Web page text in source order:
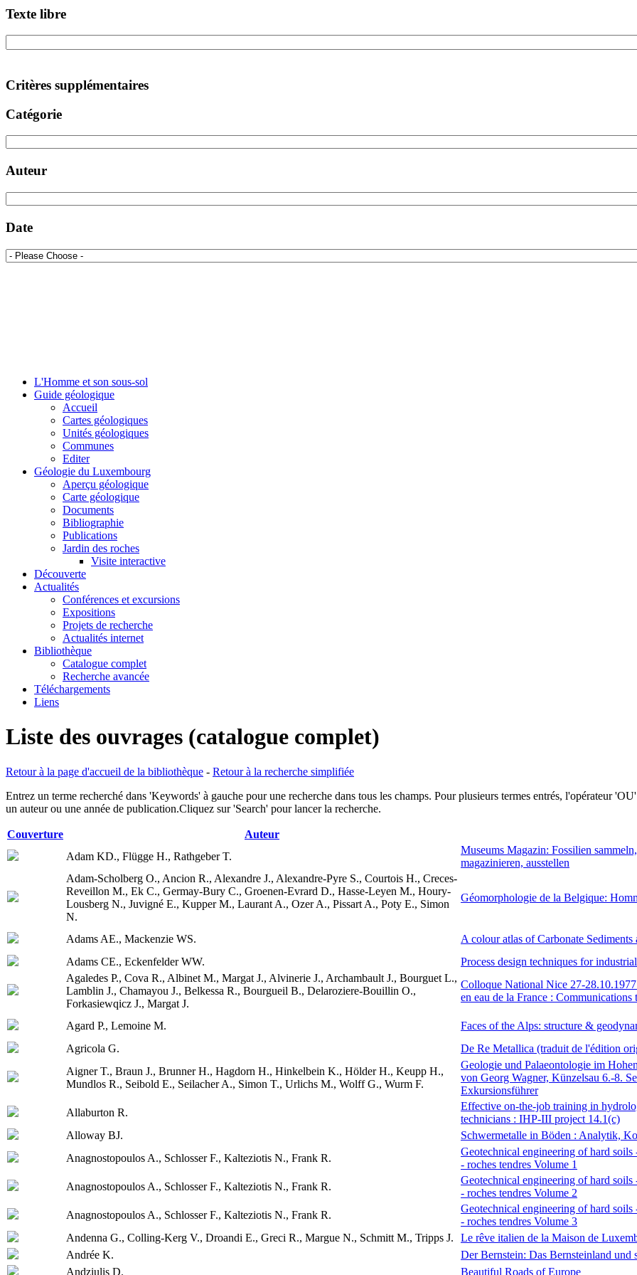
Texte libre
Critères supplémentaires
Catégorie
Auteur
Date
L'Homme et son sous-sol
Guide géologique
Accueil
Cartes géologiques
Unités géologiques
Communes
Editer
Géologie du Luxembourg
Aperçu géologique
Carte géologique
Documents
Bibliographie
Publications
Jardin des roches
Visite interactive
Découverte
Actualités
Conférences et excursions
Expositions
Projets de recherche
Actualités internet
Bibliothèque
Catalogue complet
Recherche avancée
Téléchargements
Liens
Liste des ouvrages (catalogue complet)
Retour à la page d'accueil de la bibliothèque - Retour à la recherche simplifiée
Entrez un terme recherché dans 'Keywords' à gauche pour une recherche dans tous les champs. Pour plusieurs termes entrés, l'opérateur
un auteur ou une année de publication.Cliquez sur 'Search' pour lancer la recherche.
Couverture
Auteur
Adam KD., Flügge H., Rathgeber T.
Museums Magazin: Fossilien
magazinieren, ausstellen
Adam-Scholberg O., Ancion R., Alexandre J., Alexandre-Pyre S., Courtois H., Creces-
Reveillon M., Ek C., Germay-Bury C., Groenen-Evrard D., Hasse-Leyen M., Houry-
Lousberg N., Juvigné E., Kupper M., Laurant A., Ozer A., Pissart A., Poty E., Simon
N.
Géomorphologie de la Belgique:
Adams AE., Mackenzie WS.
A colour atlas of Carbonate
Adams CE., Eckenfelder WW.
Process design techniques for
Agaledes P., Cova R., Albinet M., Margat J., Alvinerie J., Archambault J., Bourguet L.,
Lamblin J., Chamayou J., Belkessa R., Bourgueil B., Delaroziere-Bouillin O.,
Forkasiewqicz J., Margat J.
Colloque National Nice 27-
en eau de la France :
Agard P., Lemoine M.
Faces of the Alps: structure &
Agricola G.
De Re Metallica (traduit de l'édition
Aigner T., Braun J., Brunner H., Hagdorn H., Hinkelbein K., Hölder H., Keupp H.,
Mundlos R., Seibold E., Seilacher A., Simon T., Urlichs M., Wolff G., Wurm F.
Geologie und Palaeontologie im
von Georg Wagner, Künzelsau 6.-8.
Exkursionsführer
Allaburton R.
Effective on-the-job training in
technicians : IHP-III project 14.1(c)
Alloway BJ.
Schwermetalle in Böden : Analytik,
Anagnostopoulos A., Schlosser F., Kalteziotis N., Frank R.
Geotechnical engineering of hard
- roches tendres Volume 1
Anagnostopoulos A., Schlosser F., Kalteziotis N., Frank R.
Geotechnical engineering of hard
- roches tendres Volume 2
Anagnostopoulos A., Schlosser F., Kalteziotis N., Frank R.
Geotechnical engineering of hard
- roches tendres Volume 3
Andenna G., Colling-Kerg V., Droandi E., Greci R., Margue N., Schmitt M., Tripps J.
Le rêve italien de la Maison de
Andrée K.
Der Bernstein: Das Bernsteinland und
Andziulis D.
Beautiful Roads of Europe